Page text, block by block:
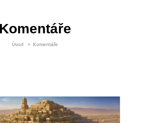
Komentáře
Úvod > Komentáře